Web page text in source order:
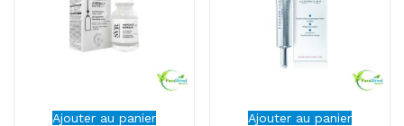
Ajouter au panier Ajouter au panier